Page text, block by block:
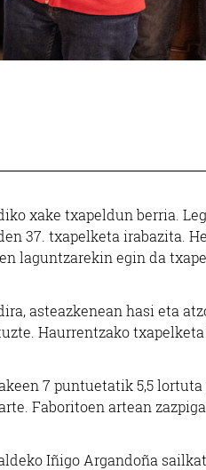
xake txapeldun berria.
37. txapelketa irabazita.
laguntzarekin egin da
asteazkenean hasi eta
Haurrentzako txapelketa
7 puntuetatik 5,5
Faboritoen artean
Iñigo Argandoña